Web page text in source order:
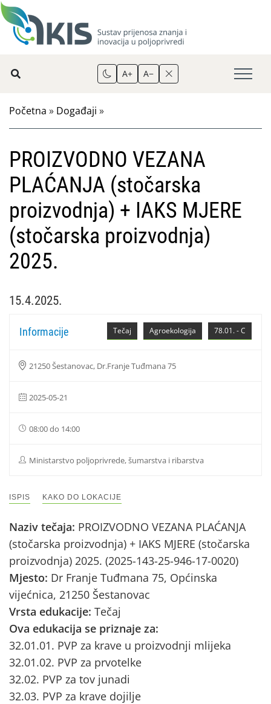
A+ A−
Početna » Događaji »
PROIZVODNO VEZANA
PLAĆANJA (stočarska
proizvodnja) + IAKS MJERE
(stočarska proizvodnja)
2025.
15.4.2025.
78.01. - C
Agroekologija
Tečaj
Informacije
21250 Šestanovac, Dr.Franje Tuđmana 75
2025-05-21
08:00 do 14:00
Ministarstvo poljoprivrede, šumarstva i ribarstva
ISPIS KAKO DO LOKACIJE
Naziv tečaja: PROIZVODNO VEZANA PLAĆANJA
(stočarska proizvodnja) + IAKS MJERE (stočarska
proizvodnja) 2025. (2025-143-25-946-17-0020)
Mjesto: Dr Franje Tuđmana 75, Općinska
vijećnica, 21250 Šestanovac
Vrsta edukacije: Tečaj
Ova edukacija se priznaje za:
32.01.01. PVP za krave u proizvodnji mlijeka
32.01.02. PVP za prvotelke
32.02. PVP za tov junadi
32.03. PVP za krave dojilje